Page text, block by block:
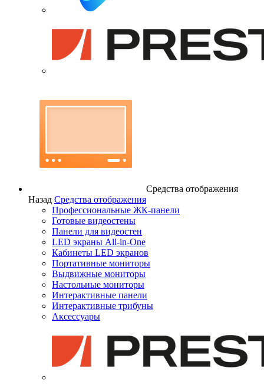
Средства отображения
Назад Средства отображения
Профессиональные ЖК-панели
Готовые видеостены
Панели для видеостен
LED экраны All-in-One
Кабинеты LED экранов
Портативные мониторы
Выдвижные мониторы
Настольные мониторы
Интерактивные панели
Интерактивные трибуны
Аксессуары